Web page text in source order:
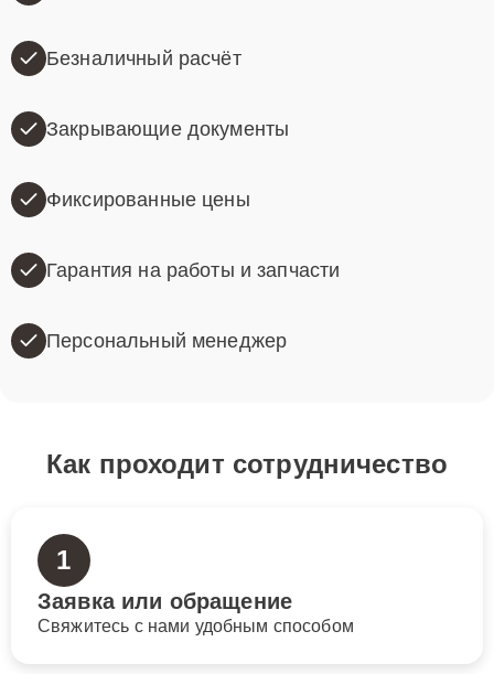
Безналичный расчёт
Закрывающие документы
Фиксированные цены
Гарантия на работы и запчасти
Персональный менеджер
Как проходит сотрудничество
1
Заявка или обращение
Свяжитесь с нами удобным способом